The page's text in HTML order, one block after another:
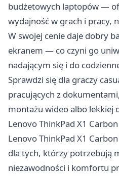
budżetowych laptopów —
wydajność w grach i pracy,
W swojej cenie daje dobry
ekranem — co czyni go
nadającym się i do
Sprawdzi się dla graczy
pracujących z
montażu wideo albo lekkiej
Lenovo ThinkPad X1
Lenovo ThinkPad X1
dla tych, którzy potrzebują
niezawodności i komfortu